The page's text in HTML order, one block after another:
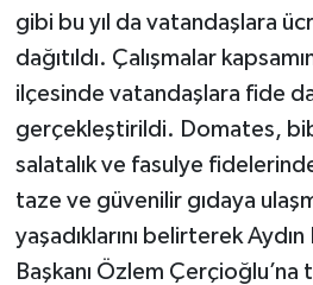
gibi bu yıl da vatandaşlara
dağıtıldı. Çalışmalar
ilçesinde vatandaşlara fide
gerçekleştirildi. Domates,
salatalık ve fasulye
taze ve güvenilir gıdaya
yaşadıklarını belirterek
Başkanı Özlem